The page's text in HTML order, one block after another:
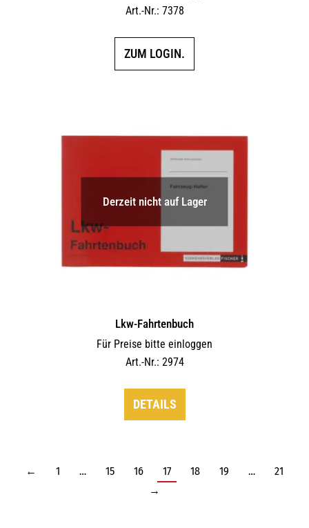
Art.-Nr.: 7378
ZUM LOGIN.
Derzeit nicht auf Lager
Lkw-Fahrtenbuch
Für Preise bitte einloggen
Art.-Nr.: 2974
DETAILS
← 1 … 15 16 17 18 19 …
21
→